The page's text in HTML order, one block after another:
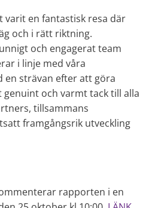
varit en fantastisk resa där
och i rätt riktning.
och engagerat team
i linje med våra
en strävan efter att göra
genuint och varmt tack till alla
tillsammans
framgångsrik utveckling
rapporten i en